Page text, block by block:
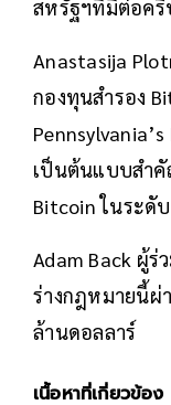
สหรัฐฯที่มีต่อคริ
Anastasija
กองทุนสำรอง
เป็นต้นแบบสำคั
Bitcoin ในระดั
Adam Back ผู้ร่
ร่างกฎหมายนี้ผ่
ล้านดอลลาร์
เนื้อหาที่เกี่ยวข้อง